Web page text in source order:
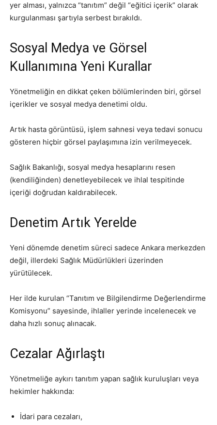
yer alması, yalnızca “tanıtım” değil “eğitici içerik” olarak
kurgulanması şartıyla serbest bırakıldı.
Sosyal Medya ve Görsel
Kullanımına Yeni Kurallar
Yönetmeliğin en dikkat çeken bölümlerinden biri, görsel
içerikler ve sosyal medya denetimi oldu.
Artık hasta görüntüsü, işlem sahnesi veya tedavi sonucu
gösteren hiçbir görsel paylaşımına izin verilmeyecek.
Sağlık Bakanlığı, sosyal medya hesaplarını resen
(kendiliğinden) denetleyebilecek ve ihlal tespitinde
içeriği doğrudan kaldırabilecek.
Denetim Artık Yerelde
Yeni dönemde denetim süreci sadece Ankara merkezden
değil, illerdeki Sağlık Müdürlükleri üzerinden
yürütülecek.
Her ilde kurulan “Tanıtım ve Bilgilendirme Değerlendirme
Komisyonu” sayesinde, ihlaller yerinde incelenecek ve
daha hızlı sonuç alınacak.
Cezalar Ağırlaştı
Yönetmeliğe aykırı tanıtım yapan sağlık kuruluşları veya
hekimler hakkında:
İdari para cezaları,